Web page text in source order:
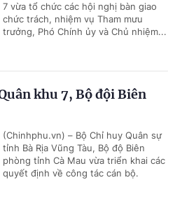
7 vừa tổ chức các hội nghị bàn giao
chức trách, nhiệm vụ Tham mưu
trưởng, Phó Chính ủy và Chủ nhiệm...
khu 7, Bộ đội Biên
(Chinhphu.vn) – Bộ Chỉ huy Quân sự
tỉnh Bà Rịa Vũng Tàu, Bộ độ Biên
phòng tỉnh Cà Mau vừa triển khai các
quyết định về công tác cán bộ.